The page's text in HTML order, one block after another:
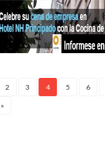
2 3 4 5 6
»